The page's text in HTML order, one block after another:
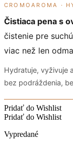
CROMOAROMA ·
Čistiaca pena s
čistenie pre
viac než len
Hydratuje, vyživuje
bez podráždenia,
Pridať do Wishlist
Pridať do Wishlist
Vypredané